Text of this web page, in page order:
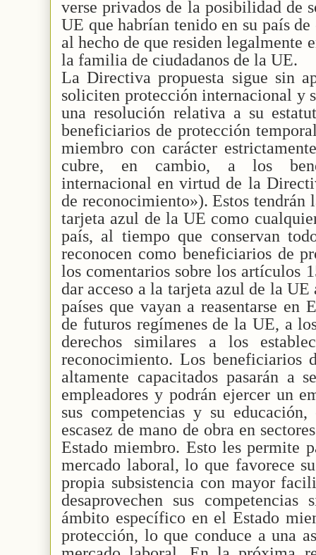
verse privados de la posibilidad de
UE que habrían tenido en su país
al hecho de que residen legalmente
la familia de ciudadanos de la UE.
La Directiva propuesta sigue sin
soliciten protección internacional y
una resolución relativa a su
beneficiarios de protección
miembro con carácter
cubre, en cambio, a los
internacional en virtud de la
de reconocimiento»). Estos
tarjeta azul de la UE como
país, al tiempo que conservan
reconocen como beneficiarios de
los comentarios sobre los artículos
dar acceso a la tarjeta azul de la UE
países que vayan a reasentarse en
de futuros regímenes de la UE, a
derechos similares a los
reconocimiento. Los beneficiarios
altamente capacitados pasarán a
empleadores y podrán ejercer un
sus competencias y su
escasez de mano de obra en
Estado miembro. Esto les permite
mercado laboral, lo que favorece
propia subsistencia con mayor
desaprovechen sus
ámbito específico en el Estado
protección, lo que conduce a una